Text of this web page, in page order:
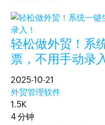
轻松做外贸！系
票，不用手动录
2025-10-21
外贸管理软件
1.5K
4 分钟